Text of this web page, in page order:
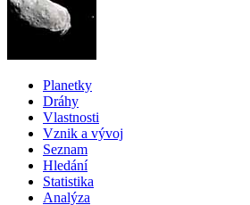
Planetky
Dráhy
Vlastnosti
Vznik a vývoj
Seznam
Hledání
Statistika
Analýza